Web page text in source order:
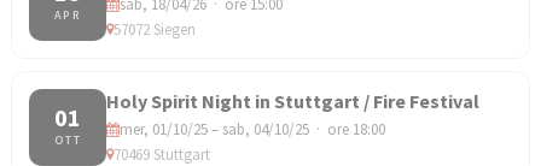
APR
57072 Siegen
01
OTT
Holy Spirit Night in Stuttgart / Fire Festival
mer, 01/10/25 – sab, 04/10/25 · ore 18:00
70469 Stuttgart